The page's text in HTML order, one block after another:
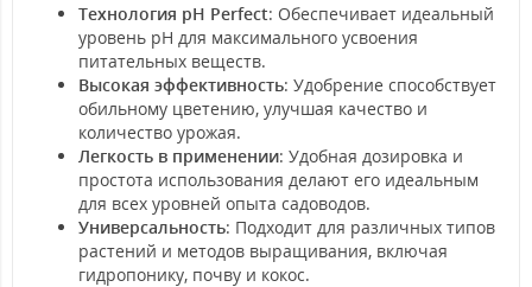
Технология pH Perfect: Обеспечивает идеальный
уровень pH для максимального усвоения
питательных веществ.
Высокая эффективность: Удобрение способствует
обильному цветению, улучшая качество и
количество урожая.
Легкость в применении: Удобная дозировка и
простота использования делают его идеальным
для всех уровней опыта садоводов.
Универсальность: Подходит для различных типов
растений и методов выращивания, включая
гидропонику, почву и кокос.